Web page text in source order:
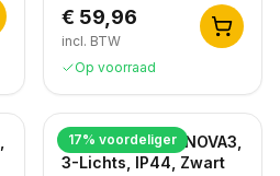
€ 59,96
incl. BTW
Op voorraad
17% voordeliger
Badkamer Spot NOVA3,
3-Lichts, IP44, Zwart